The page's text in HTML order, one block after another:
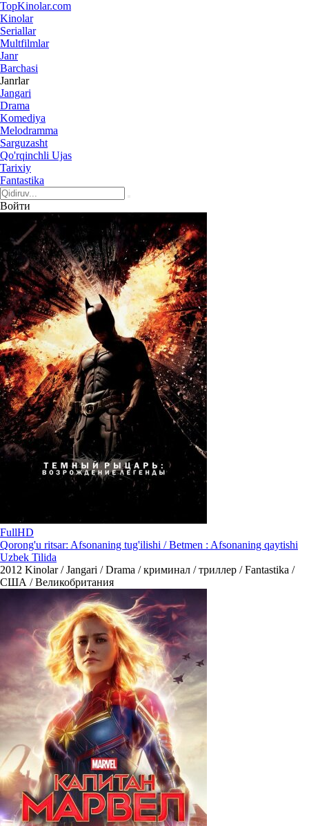
TopKinolar.com
Kinolar
Seriallar
Multfilmlar
Janr
Barchasi
Janrlar
Jangari
Drama
Komediya
Melodramma
Sarguzasht
Qo'rqinchli Ujas
Tarixiy
Fantastika
Войти
FullHD
Qorong'u ritsar: Afsonaning tug'ilishi / Betmen : Afsonaning qaytishi
Uzbek Tilida
2012 Kinolar / Jangari / Drama / криминал / триллер / Fantastika /
США / Великобритания